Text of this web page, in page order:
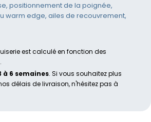
positionnement de la poignée,
warm edge, ailes de recouvrement,
est calculé en fonction des
à 6 semaines. Si vous souhaitez plus
délais de livraison, n'hésitez pas à